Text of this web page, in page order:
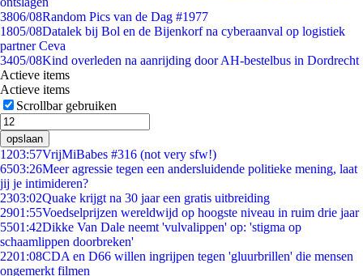
3806/08Random Pics van de Dag #1977
1805/08Datalek bij Bol en de Bijenkorf na cyberaanval op logistiek
partner Ceva
3405/08Kind overleden na aanrijding door AH-bestelbus in Dordrecht
Actieve items
Actieve items
Scrollbar gebruiken
opslaan
1203:57VrijMiBabes #316 (not very sfw!)
6503:26Meer agressie tegen een andersluidende politieke mening, laat
jij je intimideren?
2303:02Quake krijgt na 30 jaar een gratis uitbreiding
2901:55Voedselprijzen wereldwijd op hoogste niveau in ruim drie jaar
5501:42Dikke Van Dale neemt 'vulvalippen' op: 'stigma op
schaamlippen doorbreken'
2201:08CDA en D66 willen ingrijpen tegen 'gluurbrillen' die mensen
ongemerkt filmen